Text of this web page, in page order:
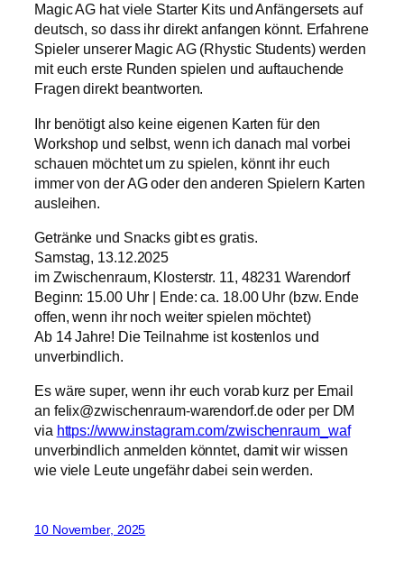
Magic AG hat viele Starter Kits und Anfängersets auf
deutsch, so dass ihr direkt anfangen könnt. Erfahrene
Spieler unserer Magic AG (Rhystic Students) werden
mit euch erste Runden spielen und auftauchende
Fragen direkt beantworten.
Ihr benötigt also keine eigenen Karten für den
Workshop und selbst, wenn ich danach mal vorbei
schauen möchtet um zu spielen, könnt ihr euch
immer von der AG oder den anderen Spielern Karten
ausleihen.
Getränke und Snacks gibt es gratis.
Samstag, 13.12.2025
im Zwischenraum, Klosterstr. 11, 48231 Warendorf
Beginn: 15.00 Uhr | Ende: ca. 18.00 Uhr (bzw. Ende
offen, wenn ihr noch weiter spielen möchtet)
Ab 14 Jahre! Die Teilnahme ist kostenlos und
unverbindlich.
Es wäre super, wenn ihr euch vorab kurz per Email
an felix@zwischenraum-warendorf.de oder per DM
via https://www.instagram.com/zwischenraum_waf
unverbindlich anmelden könntet, damit wir wissen
wie viele Leute ungefähr dabei sein werden.
10 November, 2025